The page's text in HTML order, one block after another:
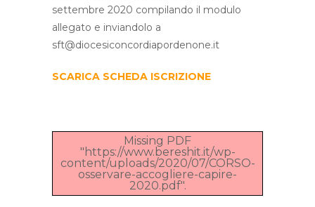
settembre 2020 compilando il modulo
allegato e inviandolo a
sft@diocesiconcordiapordenone.it
SCARICA SCHEDA ISCRIZIONE
Missing PDF
"https://www.bereshit.it/wp-
content/uploads/2020/07/CORSO-
osservare-accogliere-capire-
2020.pdf".